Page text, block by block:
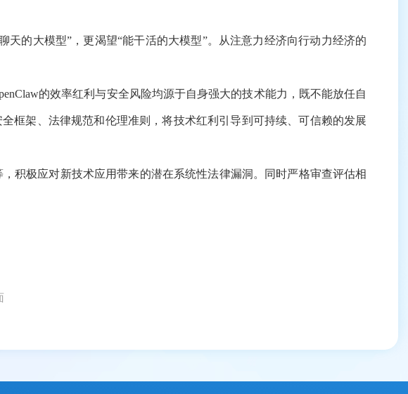
大模型”，更渴望“能干活的大模型”。从注意力经济向行动力经济的
的效率红利与安全风险均源于自身强大的技术能力，既不能放任自
框架、法律规范和伦理准则，将技术红利引导到可持续、可信赖的发展
极应对新技术应用带来的潜在系统性法律漏洞。同时严格审查评估相